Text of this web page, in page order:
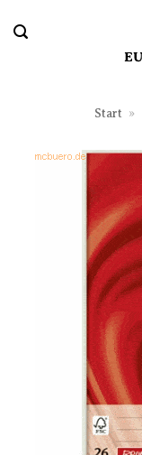
Inhalt
Start »